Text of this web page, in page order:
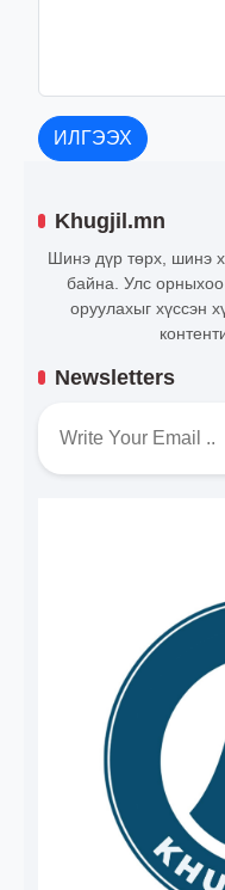
ИЛГЭЭХ
Khugjil.mn
Шинэ дүр төрх, шинэ
байна. Улс орныхоо
оруулахыг хүссэн
Newsletters